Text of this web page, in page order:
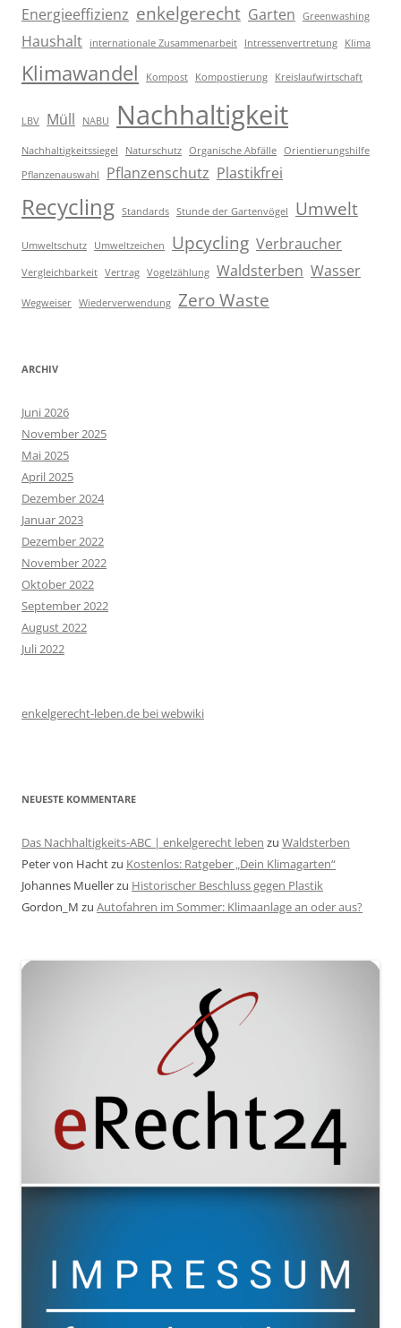
Energieeffizienz enkelgerecht Garten Greenwashing
Haushalt internationale Zusammenarbeit Intressenvertretung Klima
Klimawandel Kompost Kompostierung Kreislaufwirtschaft
LBV Müll NABU Nachhaltigkeit
Nachhaltigkeitssiegel Naturschutz Organische Abfälle Orientierungshilfe
Pflanzenauswahl
Pflanzenschutz Plastikfrei
Recycling Standards Stunde der Gartenvögel Umwelt
Umweltschutz Umweltzeichen Upcycling Verbraucher
Vergleichbarkeit Vertrag Vogelzählung Waldsterben Wasser
Wegweiser Wiederverwendung Zero Waste
ARCHIV
Juni 2026
November 2025
Mai 2025
April 2025
Dezember 2024
Januar 2023
Dezember 2022
November 2022
Oktober 2022
September 2022
August 2022
Juli 2022
enkelgerecht-leben.de bei webwiki
NEUESTE KOMMENTARE
Das Nachhaltigkeits-ABC | enkelgerecht leben zu Waldsterben
Peter von Hachtzu Kostenlos: Ratgeber „Dein Klimagarten“
Johannes Muellerzu Historischer Beschluss gegen Plastik
Gordon_M zu Autofahren im Sommer: Klimaanlage an oder aus?